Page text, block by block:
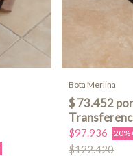
Bota Merlina
$97.936 20%
$122.420